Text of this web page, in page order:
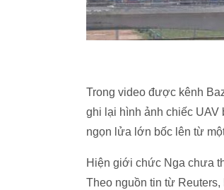
Trong video được kênh
ghi lại hình ảnh chiếc UAV
ngọn lửa lớn bốc lên từ
Hiện giới chức Nga chưa
Theo nguồn tin từ